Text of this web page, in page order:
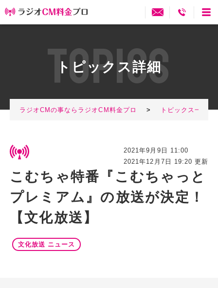
TOPICS
トピックス詳細
ラジオCMの事ならラジオCM料金プロ > トピックス一覧
こむちゃ特番『こむちゃっと
プレミアム』の放送が決定！
【文化放送】
文化放送 ニュース
2021年9月9日 11:00
2021年12月7日 19:20 更新